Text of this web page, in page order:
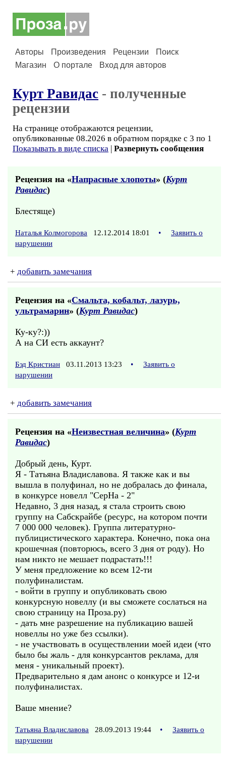
Авторы Произведения Рецензии
Поиск
Магазин
О портале Вход для авторов
Курт Равидас - полученные
рецензии
На странице отображаются рецензии,
опубликованные 08.2026 в обратном порядке с 3 по 1
Показывать в виде списка | Развернуть сообщения
Рецензия на «Напрасные хлопоты» (Курт
Равидас)
Блестяще)
Наталья Колмогорова 12.12.2014 18:01 •
Заявить о
нарушении
+ добавить замечания
Рецензия на «Смальта, кобальт, лазурь,
ультрамарин» (Курт Равидас)
Ку-ку?:))
А на СИ есть аккаунт?
Бэд Кристиан 03.11.2013 13:23 •
Заявить о
нарушении
+ добавить замечания
Рецензия на «Неизвестная величина» (Курт
Равидас)
Добрый день, Курт.
Я - Татьяна Владиславова. Я также как и вы
вышла в полуфинал, но не добралась до финала,
в конкурсе новелл "СерНа - 2"
Недавно, 3 дня назад, я стала строить свою
группу на Сабскрайбе (ресурс, на котором почти
7 000 000 человек). Группа литературно-
публицистического характера. Конечно, пока она
крошечная (повторюсь, всего 3 дня от роду). Но
нам никто не мешает подрастать!!!
У меня предложение ко всем 12-ти
полуфиналистам.
- войти в группу и опубликовать свою
конкурсную новеллу (и вы сможете сослаться на
свою страницу на Проза.ру)
- дать мне разрешение на публикацию вашей
новеллы но уже без ссылки).
- не участвовать в осуществлении моей идеи (что
было бы жаль - для конкурсантов реклама, для
меня - уникальный проект).
Предварительно я дам анонс о конкурсе и 12-и
полуфиналистах.
Ваше мнение?
Татьяна Владиславова 28.09.2013 19:44 •
Заявить о
нарушении